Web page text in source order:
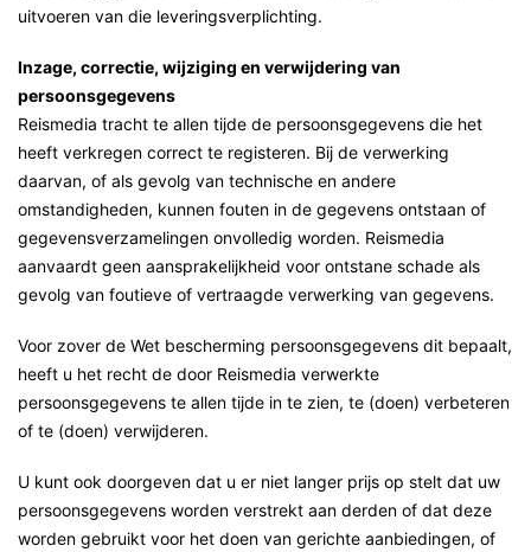
uitvoeren van die leveringsverplichting.
Inzage, correctie, wijziging en verwijdering van
persoonsgegevens
Reismedia tracht te allen tijde de persoonsgegevens die het
heeft verkregen correct te registeren. Bij de verwerking
daarvan, of als gevolg van technische en andere
omstandigheden, kunnen fouten in de gegevens ontstaan of
gegevensverzamelingen onvolledig worden. Reismedia
aanvaardt geen aansprakelijkheid voor ontstane schade als
gevolg van foutieve of vertraagde verwerking van gegevens.
Voor zover de Wet bescherming persoonsgegevens dit bepaalt,
heeft u het recht de door Reismedia verwerkte
persoonsgegevens te allen tijde in te zien, te (doen) verbeteren
of te (doen) verwijderen.
U kunt ook doorgeven dat u er niet langer prijs op stelt dat uw
persoonsgegevens worden verstrekt aan derden of dat deze
worden gebruikt voor het doen van gerichte aanbiedingen, of